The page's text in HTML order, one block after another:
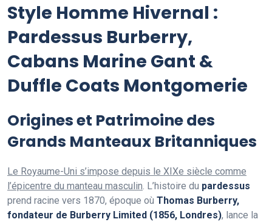
Style Homme Hivernal :
Pardessus Burberry,
Cabans Marine Gant &
Duffle Coats Montgomerie
Origines et Patrimoine des
Grands Manteaux Britanniques
Le Royaume-Uni s’impose depuis le XIXe siècle comme
l’épicentre du manteau masculin. L’histoire du pardessus
prend racine vers 1870, époque où Thomas Burberry,
fondateur de Burberry Limited (1856, Londres), lance la